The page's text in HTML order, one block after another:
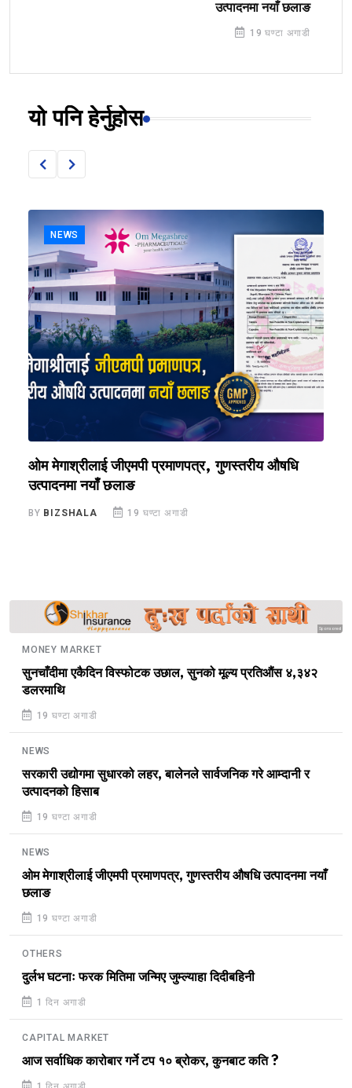
उत्पादनमा नयाँ छलाङ
19 घण्टा अगाडी
यो पनि हेर्नुहोस
NEWS
ओम मेगाश्रीलाई जीएमपी प्रमाणपत्र, गुणस्तरीय औषधि
उत्पादनमा नयाँ छलाङ
BY BIZSHALA 19 घण्टा अगाडी
Sponsored
MONEY MARKET
सुनचाँदीमा एकैदिन विस्फोटक उछाल, सुनको मूल्य प्रतिऔंस ४,३४२
डलरमाथि
19 घण्टा अगाडी
NEWS
सरकारी उद्योगमा सुधारको लहर, बालेनले सार्वजनिक गरे आम्दानी र
उत्पादनको हिसाब
19 घण्टा अगाडी
NEWS
ओम मेगाश्रीलाई जीएमपी प्रमाणपत्र, गुणस्तरीय औषधि उत्पादनमा नयाँ
छलाङ
19 घण्टा अगाडी
OTHERS
दुर्लभ घटनाः फरक मितिमा जन्मिए जुम्ल्याहा दिदीबहिनी
1 दिन अगाडी
CAPITAL MARKET
आज सर्वाधिक कारोबार गर्ने टप १० ब्रोकर, कुनबाट कति ?